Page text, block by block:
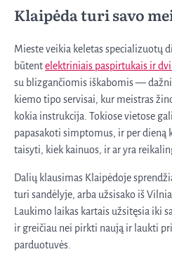
Klaipėda turi savo
Mieste veikia keletas specializuotų
būtentelektriniais paspirtukais ir
su blizgančiomis iškabomis —
kiemo tipo servisai, kur meistras
kokia instrukcija. Tokiose vietose
papasakoti simptomus, ir per dieną
taisyti, kiek kainuos, ir ar yra
Dalių klausimas Klaipėdoje
turi sandėlyje, arba užsisako iš
Laukimo laikas kartais užsitęsia iki
ir greičiau nei pirkti naują ir laukti
parduotuvės.